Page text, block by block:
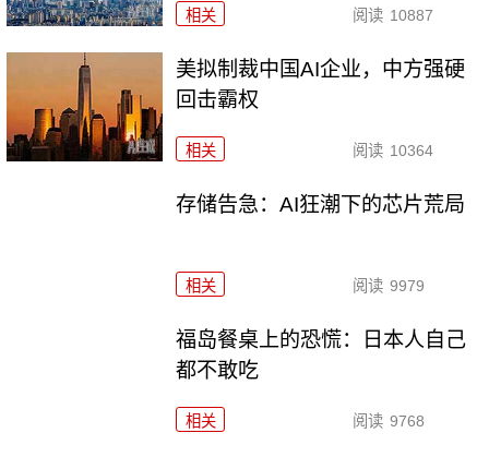
相关 阅读 10887
美拟制裁中国AI企业，中方强硬
回击霸权
相关 阅读 10364
存储告急：AI狂潮下的芯片荒局
相关 阅读 9979
福岛餐桌上的恐慌：日本人自己
都不敢吃
相关 阅读 9768